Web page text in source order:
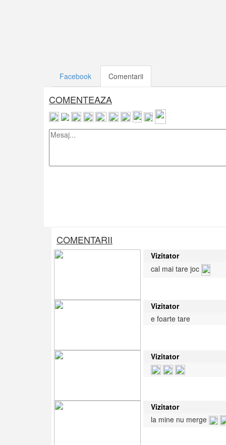
Facebook Comentarii
COMENTEAZA
COMENTARII
Vizitator
cal mai tare joc
Vizitator
e foarte tare
Vizitator
Vizitator
la mine nu merge